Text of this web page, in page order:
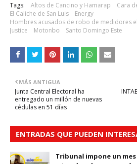
Tags: Altos de Cancino y Hamarap
Cara
El Caliche de San Luis
Energy
Hombres acusados de robo de medidores
Justice
Motonbo Santo Domingo Este
MÁS ANTIGUA
Junta Central Electoral ha
entregado un millón de nuevas
cédulas en 51 días
ENTRADAS QUE PUEDEN
Tribunal impone un